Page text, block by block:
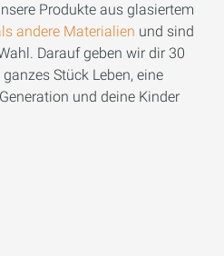
Produkte aus glasiertem
andere Materialien und sind
Darauf geben wir dir 30
Stück Leben, eine
und deine Kinder